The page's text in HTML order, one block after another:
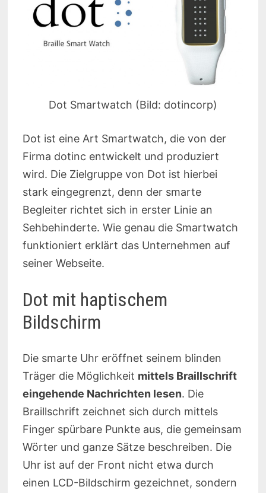
Dot Smartwatch (Bild: dotincorp)
Dot ist eine Art Smartwatch, die von der
Firma dotinc entwickelt und produziert
wird. Die Zielgruppe von Dot ist hierbei
stark eingegrenzt, denn der smarte
Begleiter richtet sich in erster Linie an
Sehbehinderte. Wie genau die Smartwatch
funktioniert erklärt das Unternehmen auf
seiner Webseite.
Dot mit haptischem
Bildschirm
Die smarte Uhr eröffnet seinem blinden
Träger die Möglichkeit mittels Braillschrift
eingehende Nachrichten lesen. Die
Braillschrift zeichnet sich durch mittels
Finger spürbare Punkte aus, die gemeinsam
Wörter und ganze Sätze beschreiben. Die
Uhr ist auf der Front nicht etwa durch
einen LCD-Bildschirm gezeichnet, sondern